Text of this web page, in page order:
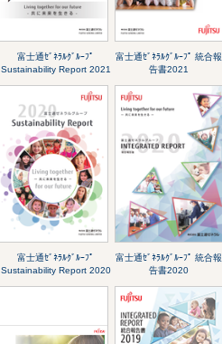
富士通ｾﾞﾈﾗﾙｸﾞﾙｰﾌﾟ
Sustainability Report 2021
富士通ｾﾞﾈﾗﾙｸﾞﾙｰﾌﾟ 統合報
告書2021
富士通ｾﾞﾈﾗﾙｸﾞﾙｰﾌﾟ
Sustainability Report 2020
富士通ｾﾞﾈﾗﾙｸﾞﾙｰﾌﾟ 統合報
告書2020